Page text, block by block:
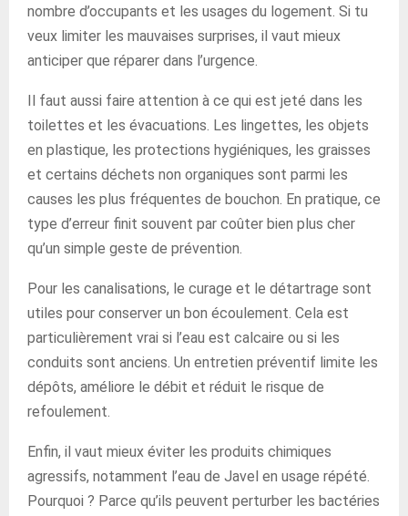
nombre d’occupants et les usages du logement. Si tu
veux limiter les mauvaises surprises, il vaut mieux
anticiper que réparer dans l’urgence.
Il faut aussi faire attention à ce qui est jeté dans les
toilettes et les évacuations. Les lingettes, les objets
en plastique, les protections hygiéniques, les graisses
et certains déchets non organiques sont parmi les
causes les plus fréquentes de bouchon. En pratique, ce
type d’erreur finit souvent par coûter bien plus cher
qu’un simple geste de prévention.
Pour les canalisations, le curage et le détartrage sont
utiles pour conserver un bon écoulement. Cela est
particulièrement vrai si l’eau est calcaire ou si les
conduits sont anciens. Un entretien préventif limite les
dépôts, améliore le débit et réduit le risque de
refoulement.
Enfin, il vaut mieux éviter les produits chimiques
agressifs, notamment l’eau de Javel en usage répété.
Pourquoi ? Parce qu’ils peuvent perturber les bactéries